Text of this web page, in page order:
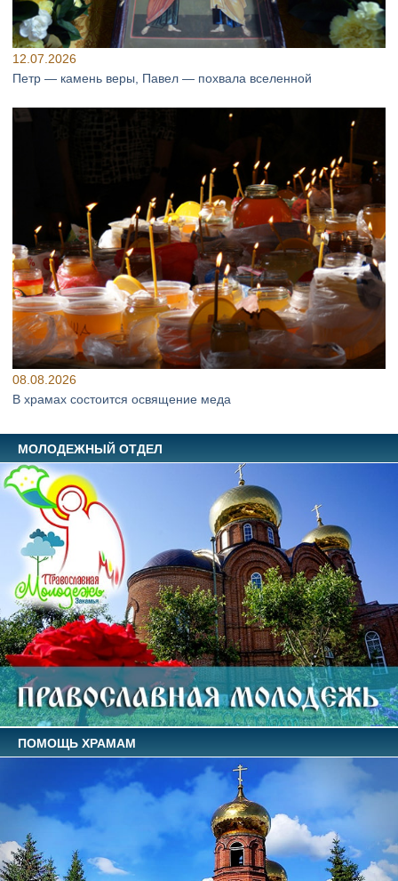
12.07.2026
Петр — камень веры, Павел — похвала вселенной
08.08.2026
В храмах состоится освящение меда
МОЛОДЕЖНЫЙ ОТДЕЛ
ПОМОЩЬ ХРАМАМ